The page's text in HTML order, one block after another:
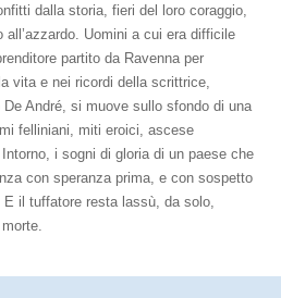
dalla storia, fieri del loro coraggio,
Uomini a cui era difficile
partito da Ravenna per
vita e nei ricordi della scrittrice,
André, si muove sullo sfondo di una
felliniani, miti eroici, ascese
i sogni di gloria di un paese che
con speranza prima, e con sospetto
il tuffatore resta lassù, da solo,